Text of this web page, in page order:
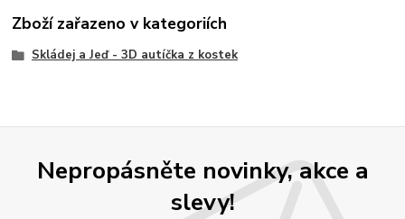
Zboží zařazeno v kategoriích
Skládej a Jeď - 3D autíčka z kostek
Nepropásněte novinky, akce a
slevy!